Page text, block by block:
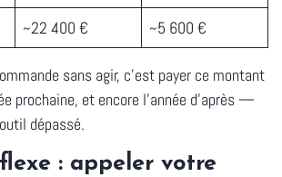
~22 400 € ~5 600 €
sans agir, c'est payer ce montant
prochaine, et encore l'année d'après —
dépassé.
: appeler votre